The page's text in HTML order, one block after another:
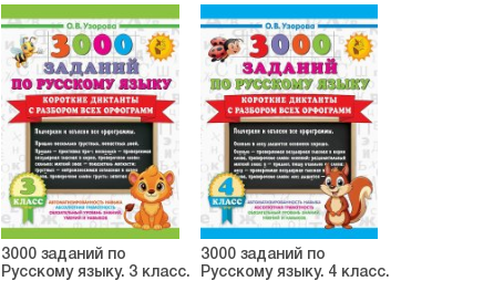
3000 заданий по
Русскому языку. 3 класс.
3000 заданий по
Русскому языку. 4 класс.